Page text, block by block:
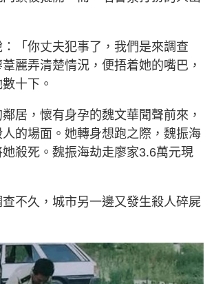
「你丈夫犯事了，我們是來調查
麗弄清楚情況，便捂着她的嘴巴，
十下。
居，懷有身孕的魏文華聞聲前來，
的場面。她轉身想跑之際，魏振海
殺死。魏振海劫走廖家3.6萬元現
不久，城市另一邊又發生殺人碎屍